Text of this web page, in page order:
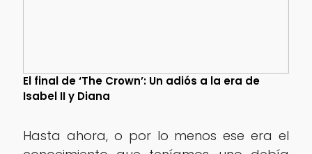
El final de ‘The Crown’: Un adiós a la era de
Isabel II y Diana
Hasta ahora, o por lo menos ese era el